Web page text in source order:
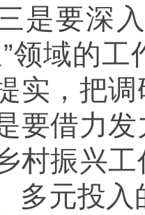
是要深
领域的
实，把
要借力
村振兴
多元投